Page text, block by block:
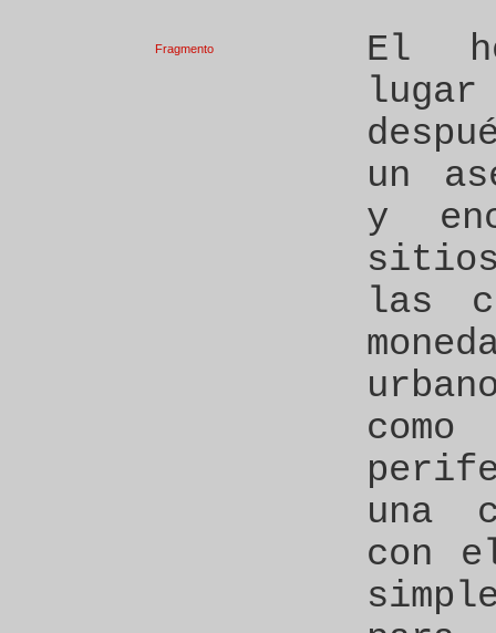
El
un
y
las
una
con
Fragmento